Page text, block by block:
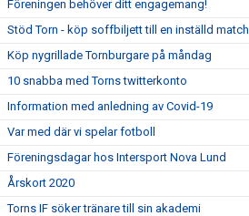
Föreningen behöver ditt engagemang!
Stöd Torn - köp soffbiljett till en inställd match
Köp nygrillade Tornburgare på måndag
10 snabba med Torns twitterkonto
Information med anledning av Covid-19
Var med där vi spelar fotboll
Föreningsdagar hos Intersport Nova Lund
Årskort 2020
Torns IF söker tränare till sin akademi